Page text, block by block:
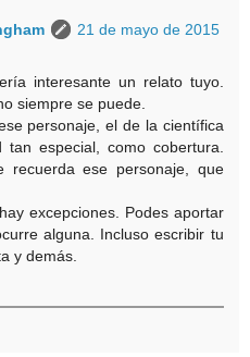
21 de mayo de 2015
interesante un relato tuyo.
siempre se puede.
personaje, el de la científica
especial, como cobertura.
recuerda ese personaje, que
excepciones. Podes aportar
alguna. Incluso escribir tu
y demás.